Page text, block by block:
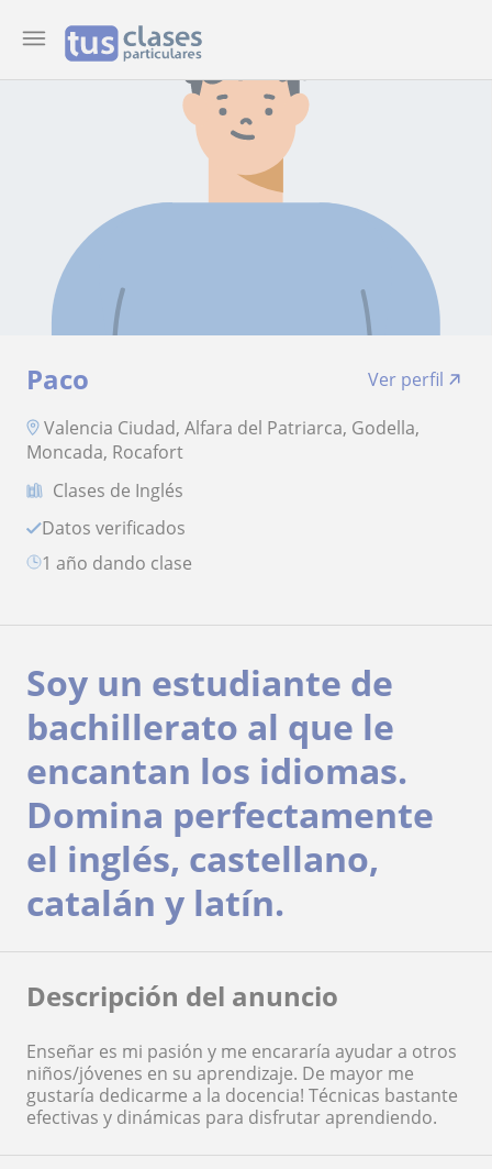
Paco
Ver perfil
Valencia Ciudad, Alfara del Patriarca, Godella,
Moncada, Rocafort
Clases de Inglés
Datos verificados
1 año dando clase
Soy un estudiante de
bachillerato al que le
encantan los idiomas.
Domina perfectamente
el inglés, castellano,
catalán y latín.
Descripción del anuncio
Enseñar es mi pasión y me encararía ayudar a otros
niños/jóvenes en su aprendizaje. De mayor me
gustaría dedicarme a la docencia! Técnicas bastante
efectivas y dinámicas para disfrutar aprendiendo.